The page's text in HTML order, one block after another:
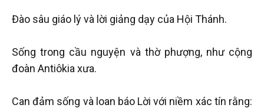
Đào sâu giáo lý và lời giảng dạy của Hội Thánh.
Sống trong cầu nguyện và thờ phượng, như cộng
đoàn Antiôkia xưa.
Can đảm sống và loan báo Lời với niềm xác tín rằng: